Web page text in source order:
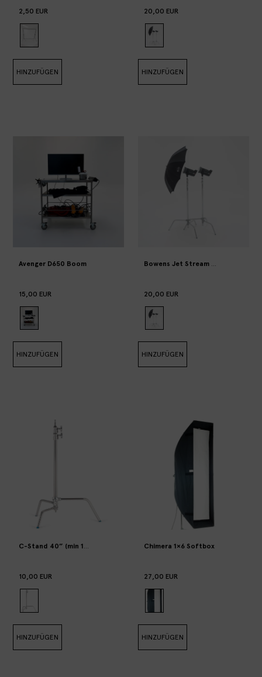
2,50 EUR
HINZUFÜGEN
20,00 EUR
HINZUFÜGEN
Avenger D650 Boom
15,00 EUR
HINZUFÜGEN
Bowens Jet Stream Windmaschine
20,00 EUR
HINZUFÜGEN
C-Stand 40” (min 134cm max 320cm max 10kg) (x2 units available)
10,00 EUR
HINZUFÜGEN
Chimera 1×6 Softbox
27,00 EUR
HINZUFÜGEN